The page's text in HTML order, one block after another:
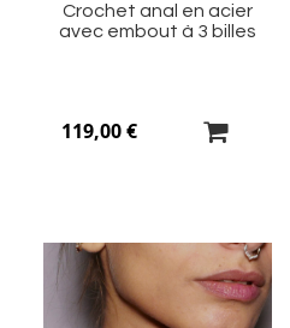
Crochet anal en acier
avec embout à 3 billes
119,00 €
Ajouter